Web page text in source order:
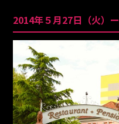
2014年５月27日（火）ー